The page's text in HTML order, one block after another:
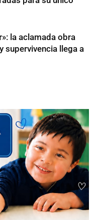
la aclamada obra
supervivencia llega a